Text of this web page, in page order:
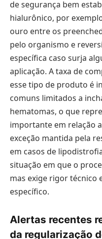
de segurança bem
hialurônico, por
ouro entre os
pelo organismo e
específica caso surja
aplicação. A taxa de
esse tipo de produto é
comuns limitados a
hematomas, o que
importante em relação
exceção mantida pela
em casos de
situação em que o
mas exige rigor técnico
específico.
Alertas recentes
da regularização